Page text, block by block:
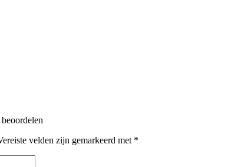
velden zijn gemarkeerd met *